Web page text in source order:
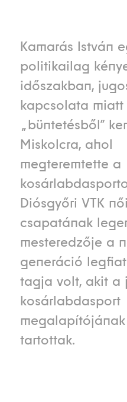
Kamarás István
politikailag
időszakban,
kapcsolata miatt
„büntetésből”
Miskolcra, ahol
megteremtette a
Diósgyőri VTK női
csapatának
mesteredzője a
generáció
tagja volt, akit a
kosárlabdasport
tartottak.